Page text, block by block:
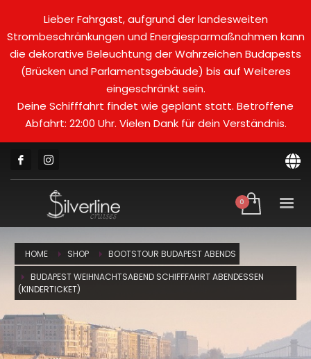
Lieber Fahrgast, aufgrund der landesweiten
Strombeschränkungen und Energiesparmaßnahmen kann
die dekorative Beleuchtung der Wahrzeichen Budapests
(Brücken und Parlamentsgebäude) bis auf Weiteres
eingeschränkt sein.
Deine Schifffahrt findet wie geplant statt. Betroffene
Abfahrt: 22:00 Uhr. Vielen Dank für dein Verständnis.
HOME SHOP
BOOTSTOUR BUDAPEST ABENDS
BUDAPEST WEIHNACHTSABEND SCHIFFFAHRT ABENDESSEN
(KINDERTICKET)